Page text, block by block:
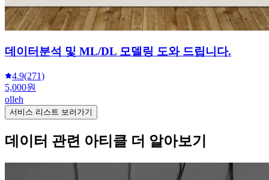
데이터분석 및 ML/DL 모델링 도와 드립니다.
4.9(271)
5,000원
olleh
서비스 리스트 보러가기
데이터 관련 아티클 더 알아보기